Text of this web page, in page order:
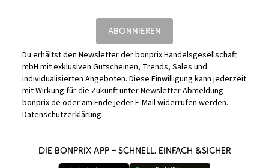
ABONNIEREN
Du erhältst den Newsletter der bonprix Handelsgesellschaft
mbH mit exklusiven Gutscheinen, Trends, Sales und
individualisierten Angeboten. Diese Einwilligung kann jederzeit
mit Wirkung für die Zukunft unterNewsletter Abmeldung -
bonprix.deoder am Ende jeder E-Mail widerrufen werden.
Datenschutzerklärung
DIE BONPRIX APP – SCHNELL, EINFACH &SICHER